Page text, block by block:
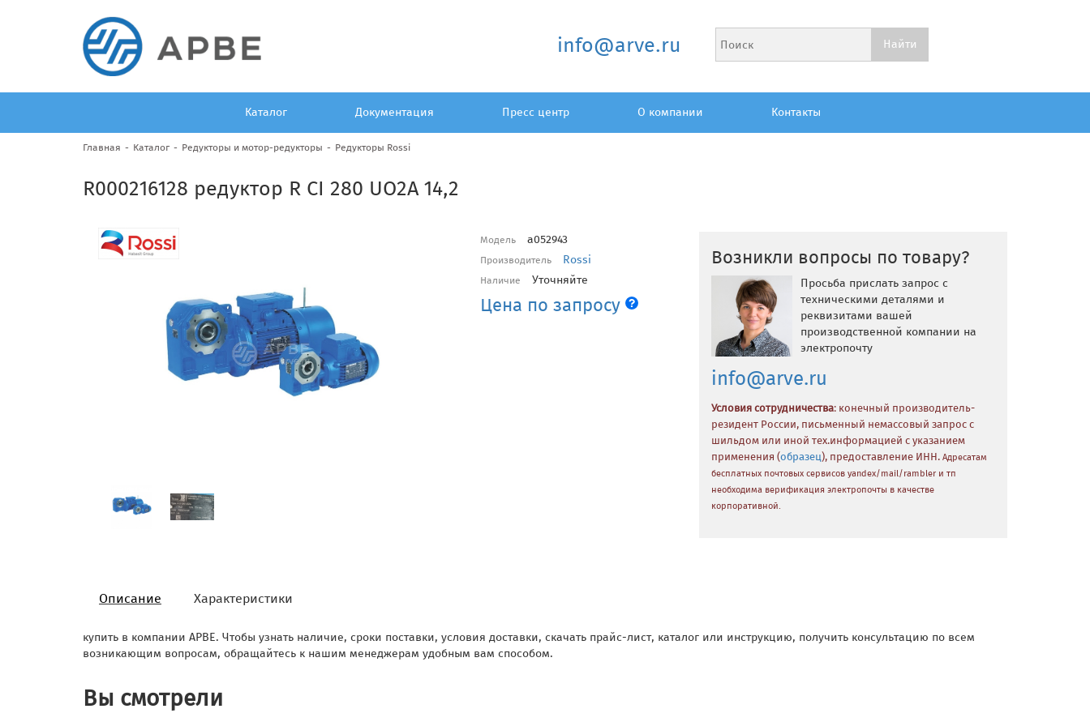
info@arve.ru
Каталог Документация Пресс центр О компании Контакты
Главная Каталог Редукторы и мотор-редукторы Редукторы Rossi
R000216128 редуктор R CI 280 UO2A 14,2
Модель a052943
Производитель Rossi
Наличие Уточняйте
Цена по запросу
Возникли вопросы по товару?
Просьба прислать запрос с
техническими деталями и
реквизитами вашей
производственной компании на
электропочту
info@arve.ru
Условия сотрудничества: конечный производитель-
резидент России, письменный немассовый запрос с
шильдом или иной тех.информацией с указанием
применения (образец), предоставление ИНН. Адресатам
бесплатных почтовых сервисов yandex/mail/rambler и тп
необходима верификация электропочты в качестве
корпоративной.
Описание Характеристики
купить в компании АРВЕ. Чтобы узнать наличие, сроки поставки, условия доставки, скачать прайс-лист, каталог или инструкцию, получить консультацию по всем
возникающим вопросам, обращайтесь к нашим менеджерам удобным вам способом.
Вы смотрели